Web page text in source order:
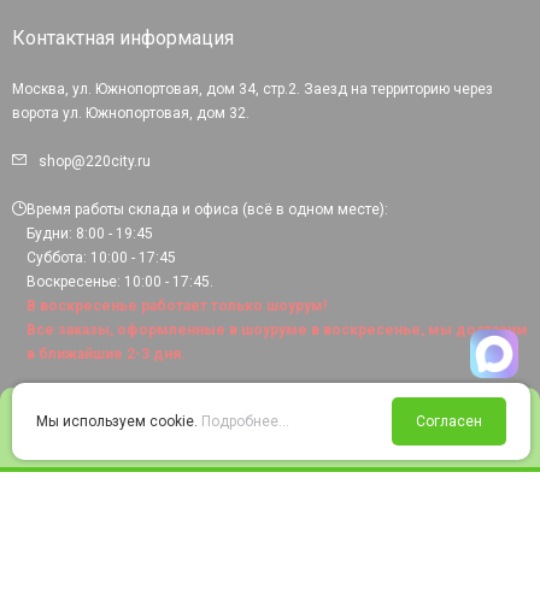
Войти Избранное Корзина
Контактная информация
Москва, ул. Южнопортовая, дом 34, стр.2. Заезд на территорию через
ворота ул. Южнопортовая, дом 32.
shop@220city.ru
Время работы склада и офиса (всё в одном месте):
Будни: 8:00 - 19:45
Суббота: 10:00 - 17:45
Воскресенье: 10:00 - 17:45.
В воскресенье работает только шоурум!
Все заказы, оформленные в шоуруме в воскресенье, мы доставим
в ближайшие 2-3 дня.
Мы используем cookie. Подробнее... Согласен